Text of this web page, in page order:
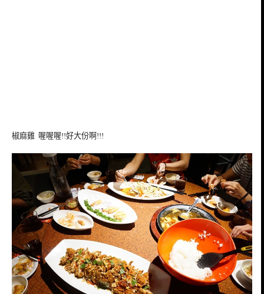
椒麻雞 喔喔喔!!好大份啊!!!